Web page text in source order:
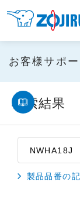
お客様サポー
検索結果
製品品番の